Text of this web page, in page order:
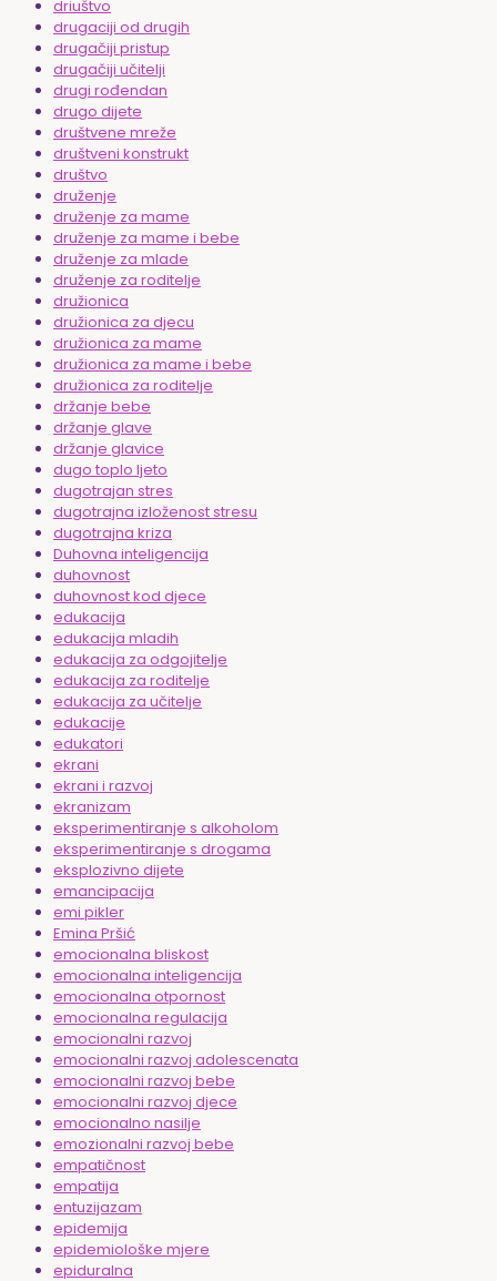
driuštvo
drugaciji od drugih
drugačiji pristup
drugačiji učitelji
drugi rođendan
drugo dijete
društvene mreže
društveni konstrukt
društvo
druženje
druženje za mame
druženje za mame i bebe
druženje za mlade
druženje za roditelje
družionica
družionica za djecu
družionica za mame
družionica za mame i bebe
družionica za roditelje
držanje bebe
držanje glave
držanje glavice
dugo toplo ljeto
dugotrajan stres
dugotrajna izloženost stresu
dugotrajna kriza
Duhovna inteligencija
duhovnost
duhovnost kod djece
edukacija
edukacija mladih
edukacija za odgojitelje
edukacija za roditelje
edukacija za učitelje
edukacije
edukatori
ekrani
ekrani i razvoj
ekranizam
eksperimentiranje s alkoholom
eksperimentiranje s drogama
eksplozivno dijete
emancipacija
emi pikler
Emina Pršić
emocionalna bliskost
emocionalna inteligencija
emocionalna otpornost
emocionalna regulacija
emocionalni razvoj
emocionalni razvoj adolescenata
emocionalni razvoj bebe
emocionalni razvoj djece
emocionalno nasilje
emozionalni razvoj bebe
empatičnost
empatija
entuzijazam
epidemija
epidemiološke mjere
epiduralna